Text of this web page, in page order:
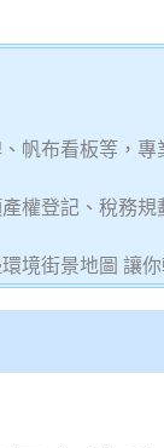
帆布看板等，
權登記、稅務
境街景地圖 讓